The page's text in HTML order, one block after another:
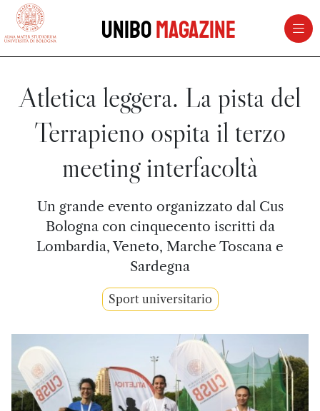
vai al contenuto della pagina
UniboMagazine
Atletica leggera. La pista del
Terrapieno ospita il terzo
meeting interfacoltà
Un grande evento organizzato dal Cus
Bologna con cinquecento iscritti da
Lombardia, Veneto, Marche Toscana e
Sardegna
Sport universitario